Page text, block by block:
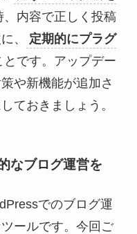
内容で正しく投稿
、
定期的にプラグ
とです。アップデー
や新機能が追加さ
ておきましょう。
なブログ運営を
でのブログ運
ールです。今回ご